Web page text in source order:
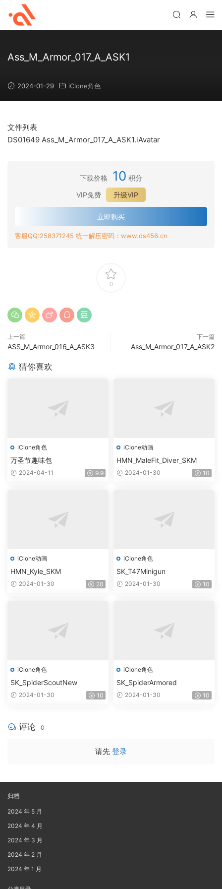
Ass_M_Armor_017_A_ASK1
2024-01-29 iClone角色
文件列表
DS01649 Ass_M_Armor_017_A_ASK1.iAvatar
下载价格 10 积分
VIP免费
升级VIP
立即购买
客服QQ:258371245 统一解压密码：www.ds456.cn
0
上一篇
ASS_M_Armor_016_A_ASK3
下一篇
Ass_M_Armor_017_A_ASK2
猜你喜欢
iClone角色
万圣节趣味包
2024-04-11 9.9
iClone动画
HMN_MaleFit_Diver_SKM
2024-01-30 10
iClone动画
HMN_Kyle_SKM
2024-01-30 20
iClone角色
SK_T47Minigun
2024-01-30 10
iClone角色
SK_SpiderScoutNew
2024-01-30 10
iClone角色
SK_SpiderArmored
2024-01-30 10
评论 0
请先 登录
归档
2024 年 5 月
2024 年 4 月
2024 年 3 月
2024 年 2 月
2024 年 1 月